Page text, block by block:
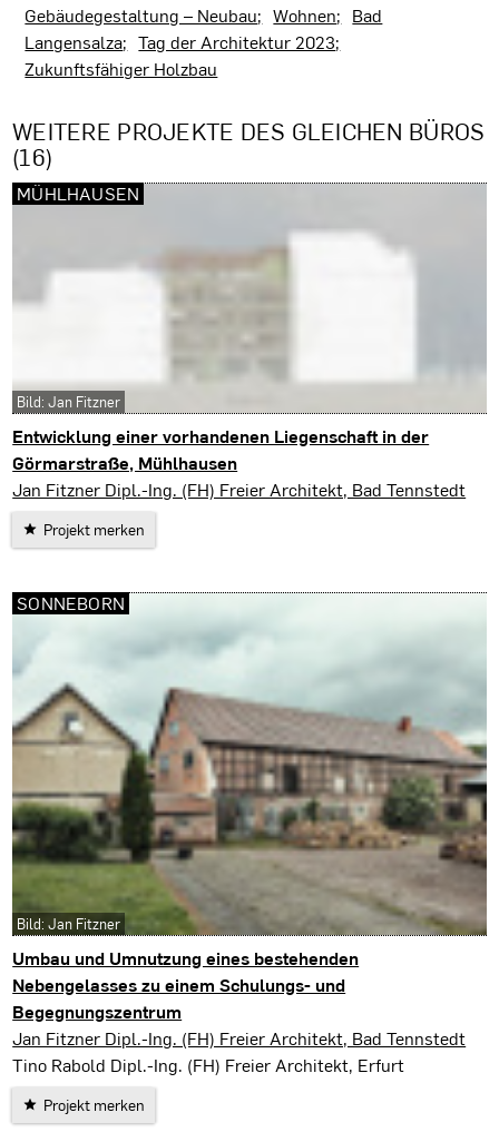
Gebäudegestaltung – Neubau Wohnen
Bad
Langensalza
Tag der Architektur 2023
Zukunftsfähiger Holzbau
WEITERE PROJEKTE DES GLEICHEN BÜROS
(16)
Entwicklung einer vorhandenen Liegenschaft in der
Görmarstraße, Mühlhausen
Mühlhausen
Jan Fitzner Dipl.-Ing. (FH) Freier Architekt, Bad Tennstedt
Projekt merken
MÜHLHAUSEN
Bild: Jan Fitzner
Umbau und Umnutzung eines bestehenden
Nebengelasses zu einem Schulungs- und
Begegnungszentrum
Sonneborn
Jan Fitzner Dipl.-Ing. (FH) Freier Architekt, Bad Tennstedt
Tino Rabold Dipl.-Ing. (FH) Freier Architekt, Erfurt
Projekt merken
SONNEBORN
Bild: Jan Fitzner